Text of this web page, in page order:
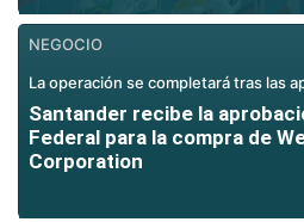
NEGOCIO
La operación se completará tras las
Santander recibe la
Federal para la compra de
Corporation